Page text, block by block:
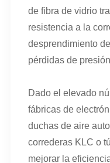
de fibra de vidrio
resistencia a la
desprendimiento
pérdidas de
Dado el elevado
fábricas de
duchas de aire
correderas KLC o
mejorar la